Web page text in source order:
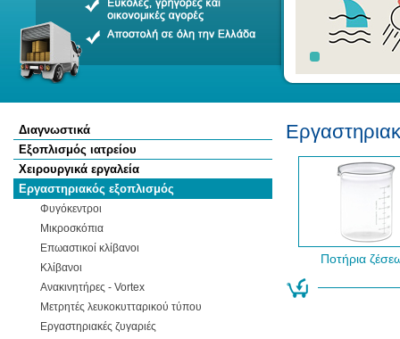
Διαγνωστικά
Εξοπλισμός ιατρείου
Χειρουργικά εργαλεία
Εργαστηριακός εξοπλισμός
Φυγόκεντροι
Μικροσκόπια
Επωαστικοί κλίβανοι
Κλίβανοι
Ανακινητήρες - Vortex
Μετρητές λευκοκυτταρικού τύπου
Εργαστηριακές ζυγαριές
Ποτήρια